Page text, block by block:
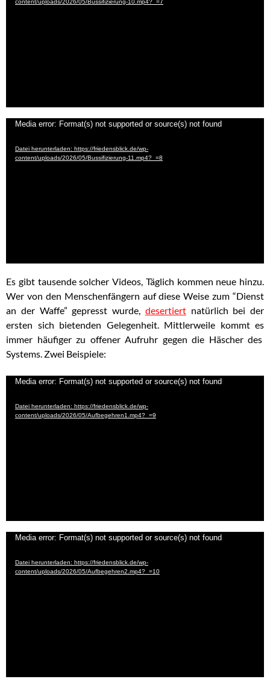
content/uploads/2026/05/Bussifizierung-10.mp4?_=7
Video-
Media error: Format(s) not supported or source(s) not found
Datei herunterladen: https://friedensblick.de/wp-
content/uploads/2026/05/Bussifizierung-11.mp4?_=8
Es gibt tausende solcher Videos, Täglich kommen neue hinzu.
Wer von den Menschenfängern auf diese Weise zum “Dienst
an der Waffe” gepresst wurde, desertiertnatürlich bei der
ersten sich bietenden Gelegenheit. Mittlerweile kommt es
immer häufiger zu offener Aufruhr gegen die Häscher des
Systems. Zwei Beispiele:
Video-
Media error: Format(s) not supported or source(s) not found
Datei herunterladen: https://friedensblick.de/wp-
content/uploads/2026/05/Aufbegehren1.mp4?_=9
Video-
Media error: Format(s) not supported or source(s) not found
Datei herunterladen: https://friedensblick.de/wp-
content/uploads/2026/05/Aufbegehren2.mp4?_=10